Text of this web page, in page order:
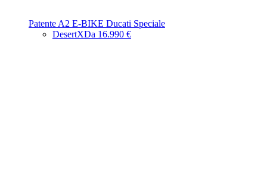
Patente A2 E-BIKE Ducati Speciale
DesertXDa 16.990 €